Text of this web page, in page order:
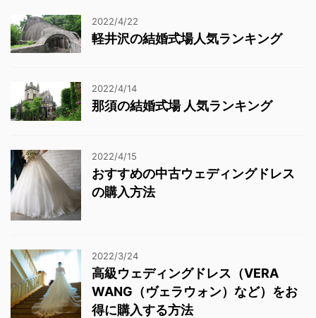
2022/4/22
軽井沢の結婚式場人気ランキング
2022/4/14
那須の結婚式場 人気ランキング
2022/4/15
おすすめの中古ウェディングドレス
の購入方法
2022/3/24
高級ウェディングドレス（VERA
WANG（ヴェラウォン）など）をお
得に購入する方法